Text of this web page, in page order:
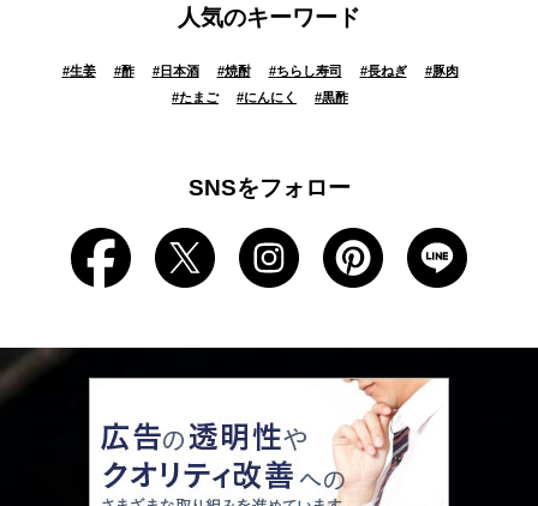
人気のキーワード
#生姜 #酢 #日本酒 #焼酎 #ちらし寿司 #長ねぎ #豚肉
#たまご #にんにく #黒酢
SNSをフォロー